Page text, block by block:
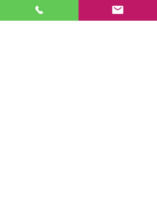
スレート付属品、明り取り（波板、ドーム）
屋上換気扇